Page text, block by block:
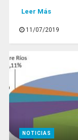
Leer Más
11/07/2019
NOTICIAS